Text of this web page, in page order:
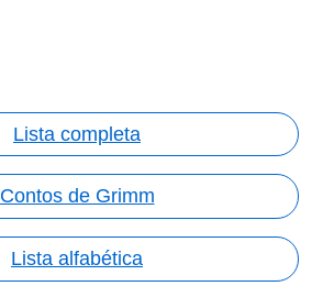
Lista completa
Contos de Grimm
Lista alfabética